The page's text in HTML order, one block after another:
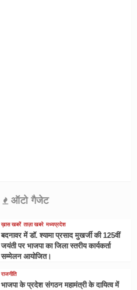
ऑटो गैजेट
ख़ास खबरें ताज़ा खबरे मध्यप्रदेश
बदनावर में डॉ. श्यामा प्रसाद मुखर्जी की 125वीं
जयंती पर भाजपा का जिला स्तरीय कार्यकर्ता
सम्मेलन आयोजित।
राजनीति
भाजपा के प्रदेश संगठन महामंत्री के दायित्व में